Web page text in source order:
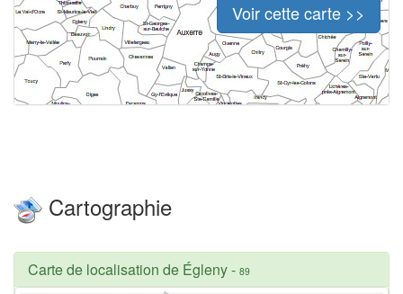
Voir cette carte >>
Cartographie
Carte de localisation de Égleny- 89